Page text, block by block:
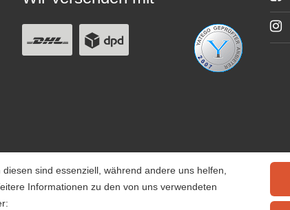
sind essenziell, während andere uns helfen,
Informationen zu den von uns verwendeten